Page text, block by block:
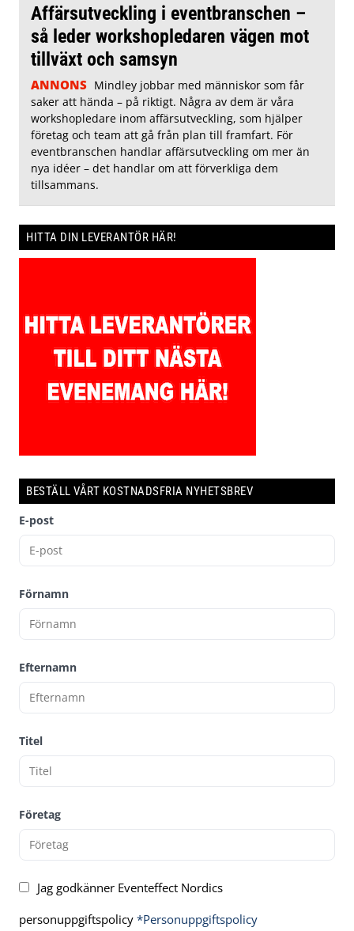
Affärsutveckling i eventbranschen –
så leder workshopledaren vägen mot
tillväxt och samsyn
ANNONS Mindley jobbar med människor som får
saker att hända – på riktigt. Några av dem är våra
workshopledare inom affärsutveckling, som hjälper
företag och team att gå från plan till framfart. För
eventbranschen handlar affärsutveckling om mer än
nya idéer – det handlar om att förverkliga dem
tillsammans.
HITTA DIN LEVERANTÖR HÄR!
BESTÄLL VÅRT KOSTNADSFRIA NYHETSBREV
E-post
Förnamn
Efternamn
Titel
Företag
Jag godkänner Eventeffect Nordics
personuppgiftspolicy *Personuppgiftspolicy